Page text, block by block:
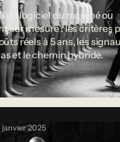
un logiciel du marché ou
sur mesure : les critères
réels à 5 ans, les
et le chemin hybride.
janvier 2025